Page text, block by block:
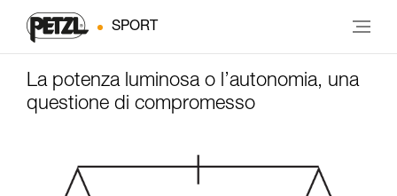
SPORT
La potenza luminosa o l’autonomia, una
questione di compromesso